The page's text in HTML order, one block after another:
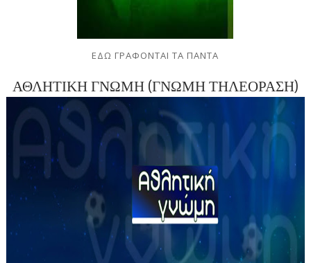
ΕΔΩ ΓΡΑΦΟΝΤΑΙ ΤΑ ΠΑΝΤΑ
ΑΘΛΗΤΙΚΗ ΓΝΩΜΗ (ΓΝΩΜΗ ΤΗΛΕΟΡΑΣΗ)